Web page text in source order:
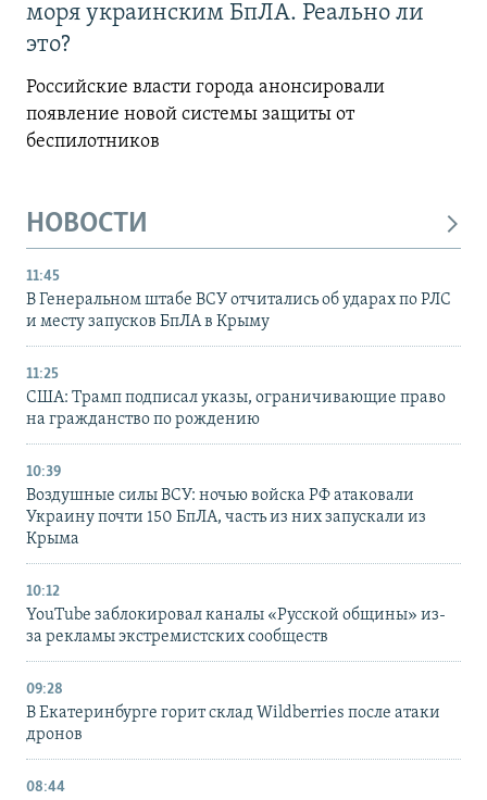
моря украинским БпЛА. Реально ли
это?
Российские власти города анонсировали
появление новой системы защиты от
беспилотников
НОВОСТИ
11:45
В Генеральном штабе ВСУ отчитались об ударах по РЛС
и месту запусков БпЛА в Крыму
11:25
США: Трамп подписал указы, ограничивающие право
на гражданство по рождению
10:39
Воздушные силы ВСУ: ночью войска РФ атаковали
Украину почти 150 БпЛА, часть из них запускали из
Крыма
10:12
YouTube заблокировал каналы «Русской общины» из-
за рекламы экстремистских сообществ
09:28
В Екатеринбурге горит склад Wildberries после атаки
дронов
08:44